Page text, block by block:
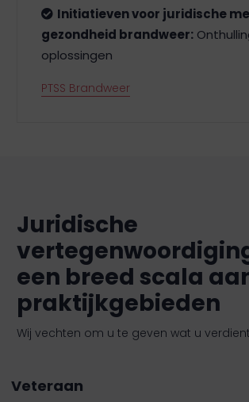
Initiatieven voor juridische
gezondheid brandweer:
oplossingen
PTSS Brandweer
Juridische
een breed scala
praktijkgebieden
Wij vechten om u te geven wat u
Veteraan